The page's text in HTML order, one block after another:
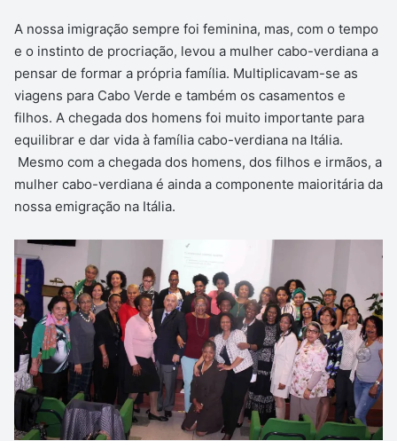
A nossa imigração sempre foi feminina, mas, com o tempo
e o instinto de procriação, levou a mulher cabo-verdiana a
pensar de formar a própria família. Multiplicavam-se as
viagens para Cabo Verde e também os casamentos e
filhos. A chegada dos homens foi muito importante para
equilibrar e dar vida à família cabo-verdiana na Itália.
Mesmo com a chegada dos homens, dos filhos e irmãos, a
mulher cabo-verdiana é ainda a componente maioritária da
nossa emigração na Itália.